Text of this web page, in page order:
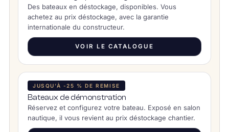
Des bateaux en déstockage, disponibles. Vous
achetez au prix déstockage, avec la garantie
internationale du constructeur.
VOIR LE CATALOGUE
JUSQU’À -25 % DE REMISE
Bateaux de démonstration
Réservez et configurez votre bateau. Exposé en salon
nautique, il vous revient au prix déstockage chantier.